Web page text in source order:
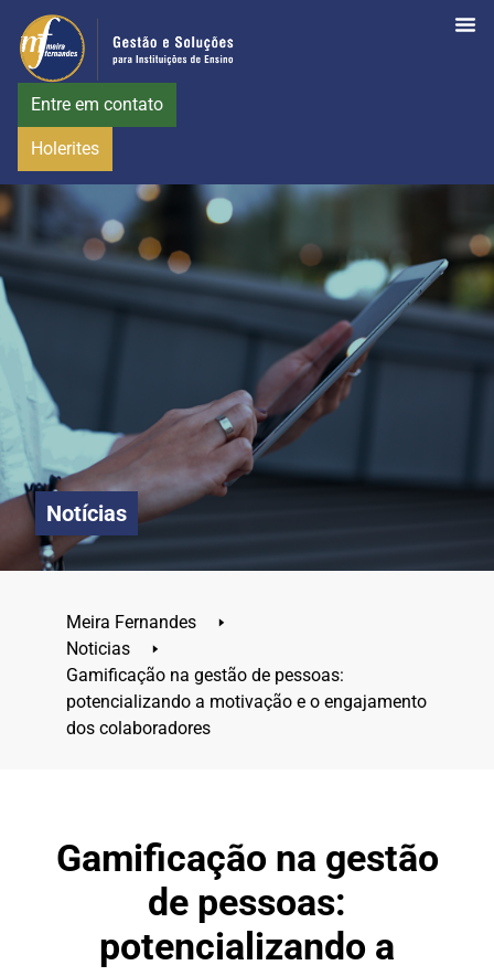
Entre em contato
Holerites
Notícias
Meira Fernandes
🢒
Noticias
🢒
Gamificação na gestão de pessoas:
potencializando a motivação e o engajamento
dos colaboradores
Gamificação na gestão
de pessoas:
potencializando a